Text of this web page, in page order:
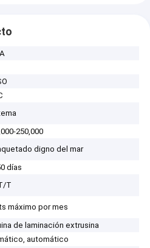
250,000
digno del mar
días
T
máximo por mes
de laminación extrusina
automático